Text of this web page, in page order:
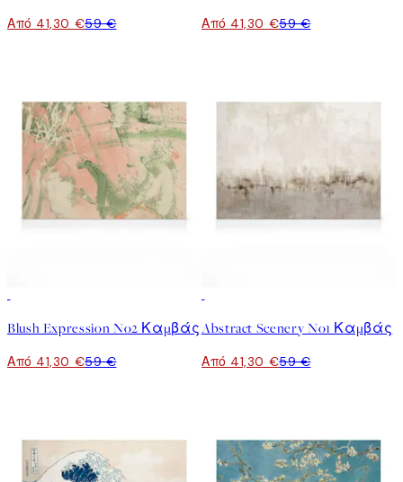
Από 41,30 €59 € Από 41,30 €59 €
Blush Expression No2 Καμβάς
Από 41,30 €59 €
Abstract Scenery No1 Καμβάς
Από 41,30 €59 €